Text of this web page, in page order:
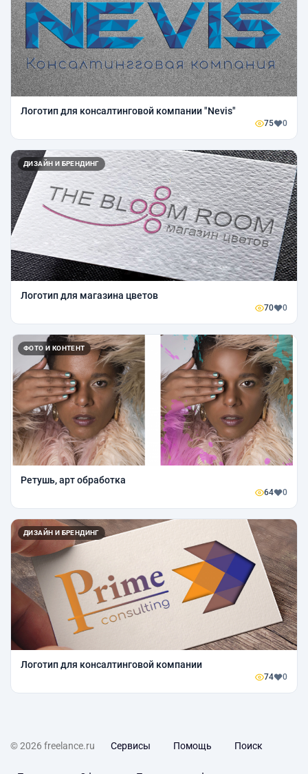
Логотип для консалтинговой компании "Nevis"
75 0
ДИЗАЙН И БРЕНДИНГ
Логотип для магазина цветов
70 0
ФОТО И КОНТЕНТ
Ретушь, арт обработка
64 0
ДИЗАЙН И БРЕНДИНГ
Логотип для консалтинговой компании
74 0
© 2026 freelance.ru Сервисы Помощь Поиск